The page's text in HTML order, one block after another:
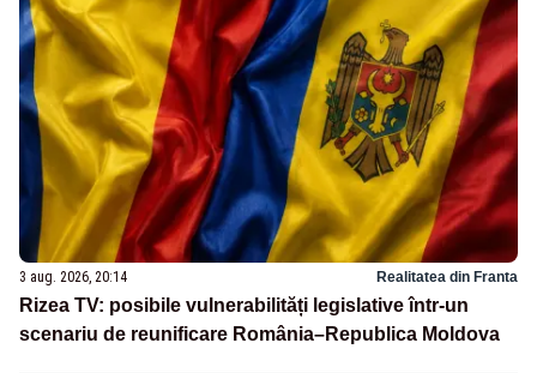
3 aug. 2026, 20:14 Realitatea din Franta
Rizea TV: posibile vulnerabilități legislative într-un
scenariu de reunificare România–Republica Moldova